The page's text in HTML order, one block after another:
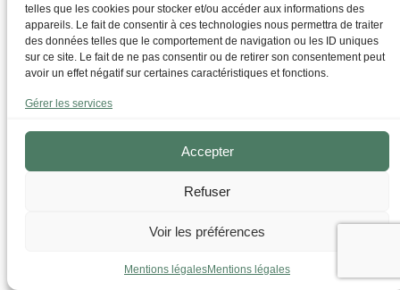
telles que les cookies pour stocker et/ou accéder aux informations des
appareils. Le fait de consentir à ces technologies nous permettra de traiter
des données telles que le comportement de navigation ou les ID uniques
sur ce site. Le fait de ne pas consentir ou de retirer son consentement peut
avoir un effet négatif sur certaines caractéristiques et fonctions.
Gérer les services
Accepter
Refuser
Voir les préférences
Mentions légalesMentions légales
Par Thématique
Allergies I Refroidissement
Articulations | os | Muscles
Circulation | Jambes lourdes
Confort urinaire
Détente | Relaxation
Drainage | Perte de poids
Femmes | Cycles
Foie | Métabolisme | Sucres
Immunité | Vitalité
Peau | Ongles | Cheveux
Tisanes bien-être